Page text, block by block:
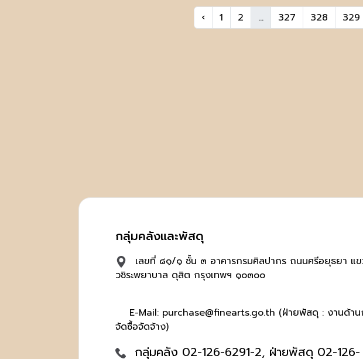
‹ 1 2 ... 327 328 329
กลุ่มคลังและพัสดุ
เลขที่ ๘๑/๑ ชั้น ๓ อาคารกรมศิลปากร ถนนศรีอยุธยา แ
วชิระพยาบาล ดุสิต กรุงเทพฯ ๑๐๓๐๐
E-Mail: purchase@finearts.go.th (ฝ่ายพัสดุ : งานด้าน
จัดซื้อจัดจ้าง)
กลุ่มคลัง 02-126-6291-2, ฝ่ายพัสดุ 02-126-